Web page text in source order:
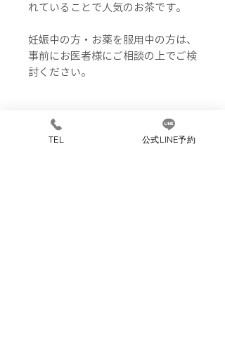
れていることで人気のお茶です。
妊娠中の方・お薬を服用中の方は、
事前にお医者様にご相談の上でご検
討ください。
賞味期限
TEL 公式LINE予約